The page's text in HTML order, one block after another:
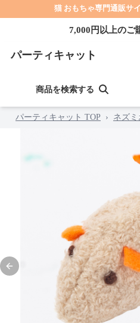
猫 おもちゃ専門通販サ
7,000円以上のご
パーティキャット
商品を検索する
パーティキャット TOP › ネズ
Previous slide